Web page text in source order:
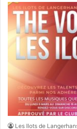
Les Ilots de